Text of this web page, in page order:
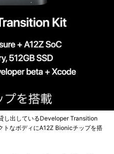
し出しているDeveloper Transition
なボディにA12Z Bionicチップを搭